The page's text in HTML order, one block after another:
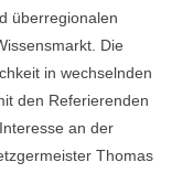
überregionalen
Die
in wechselnden
den Referierenden
an der
Thomas